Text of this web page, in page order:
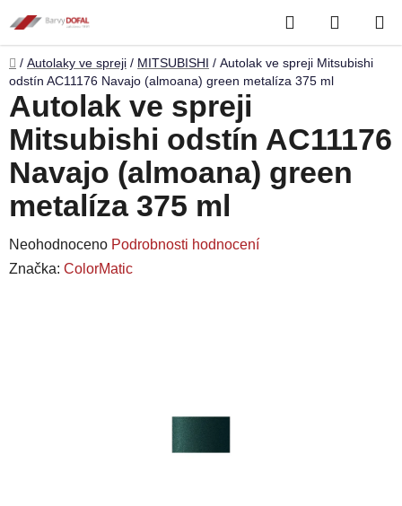
na
obsah
Hledat
KOŠÍK
Domů
/ Autolaky ve spreji / MITSUBISHI / Autolak ve spreji Mitsubishi
odstín AC11176 Navajo (almoana) green metalíza 375 ml
Autolak ve spreji
Mitsubishi odstín AC11176
Navajo (almoana) green
metalíza 375 ml
Průměrné
hodnocení
Neohodnoceno Podrobnosti hodnocení
Značka: ColorMatic